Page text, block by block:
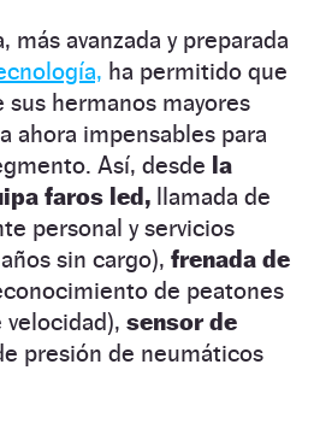
más avanzada y preparada
ha permitido que
hermanos mayores
ahora impensables para
Así, desde la
faros led, llamada de
personal y servicios
sin cargo), frenada de
de peatones
sensor de
presión de neumáticos